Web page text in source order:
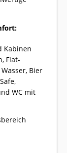
Kabinen
Flat-
Bier
WC mit